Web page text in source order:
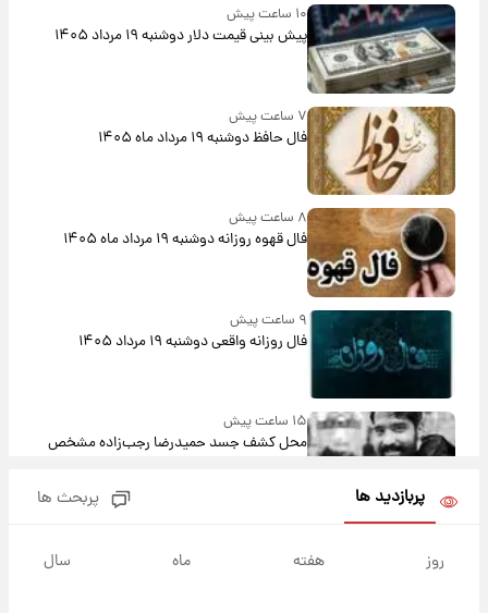
۱۰ ساعت پیش
پیش‌ بینی قیمت دلار دوشنبه ۱۹ مرداد ۱۴۰۵
۷ ساعت پیش
فال حافظ دوشنبه ۱۹ مرداد ماه ۱۴۰۵
۸ ساعت پیش
فال قهوه روزانه دوشنبه ۱۹ مرداد ماه ۱۴۰۵
۹ ساعت پیش
فال روزانه واقعی دوشنبه ۱۹ مرداد ۱۴۰۵
۱۵ ساعت پیش
محل کشف جسد حمیدرضا رجب‌زاده مشخص
۱۴۰۵ + جدول
پربازدید ها پربحث ها
روز هفته ماه سال